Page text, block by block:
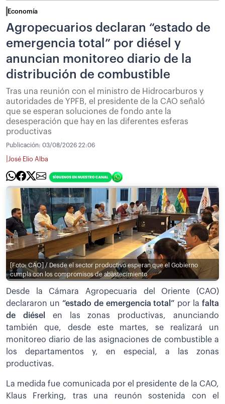
Economía
Agropecuarios declaran “estado de
emergencia total” por diésel y
anuncian monitoreo diario de la
distribución de combustible
Tras una reunión con el ministro de Hidrocarburos y
autoridades de YPFB, el presidente de la CAO señaló
que se esperan soluciones de fondo ante la
desesperación que hay en las diferentes esferas
productivas
Publicación: 03/08/2026 22:06
José Elio Alba
[Foto: CAO] / Desde el sector productivo esperan que el Gobierno
cumpla con los compromisos de abastecimiento
Desde la Cámara Agropecuaria del Oriente (CAO)
declararon un “estado de emergencia total” por la falta
de diésel en las zonas productivas, anunciando
también que, desde este martes, se realizará un
monitoreo diario de las asignaciones de combustible a
los departamentos y, en especial, a las zonas
productivas.
La medida fue comunicada por el presidente de la CAO,
Klaus Frerking, tras una reunón sostenida con el